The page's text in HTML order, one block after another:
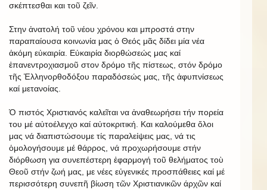
σκέπτεσθαι και τοῦ ζεῖν.
Στην ἀνατολή τοῦ νέου χρόνου και μπροστά στην
παραπαίουσα κοινωνία μας ὁ Θεός μᾶς δίδει μία νέα
ἀκόμη εὐκαιρία. Εὐκαιρία διορθώσεώς μας καί
ἐπανεντροχιασμοῦ στον δρόμο τῆς πίστεως, στόν δρόμο
τῆς Ἑλληνορθοδόξου παραδόσεώς μας, τῆς ἀφυπνίσεως
καί μετανοίας.
Ὁ πιστός Χριστιανός καλεῖται να ἀναθεωρήσει τήν πορεία
του μέ αὐτοέλεγχο καί αὐτοκριτική. Και καλούμεθα ὅλοι
μας νά διαπιστώσουμε τίς παραλείψεις μας, νά τις
ὁμολογήσουμε μέ θάρρος, νά προχωρήσουμε στήν
διόρθωση για συνεπέστερη ἐφαρμογή τοῦ θελήματος τοὺ
Θεοῦ στήν ζωή μας, με νέες εὐγενικές προσπάθειες καί μέ
περισσότερη συνεπῆ βίωση τῶν Χριστιανικῶν άρχῶν καί